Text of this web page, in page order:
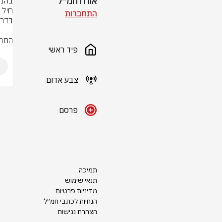
התחברות
פיד ראשי
צבע אדום
פרסם
תמיכה
תנאי שימוש
מדיניות פרטיות
הנחיות לכתבי חמ״ל
הצהרת נגישות